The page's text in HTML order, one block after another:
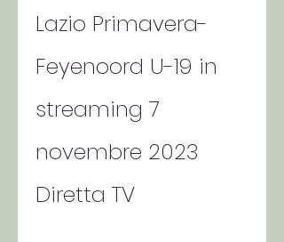
Lazio Primavera-
Feyenoord U-19 in
streaming 7
novembre 2023
Diretta TV